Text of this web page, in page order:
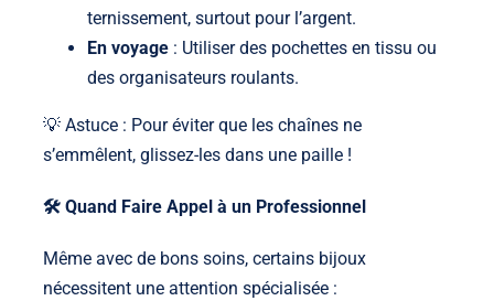
ternissement, surtout pour l’argent.
En voyage: Utiliser des pochettes en tissu ou
des organisateurs roulants.
💡 Astuce : Pour éviter que les chaînes ne
s’emmêlent, glissez-les dans une paille !
🛠️ Quand Faire Appel à un Professionnel
Même avec de bons soins, certains bijoux
nécessitent une attention spécialisée :